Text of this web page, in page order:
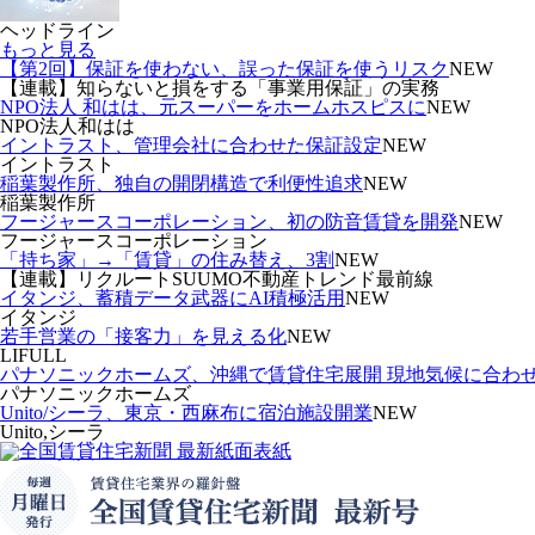
ヘッドライン
もっと見る
【第2回】保証を使わない、誤った保証を使うリスクNEW
【連載】知らないと損をする「事業用保証」の実務
NPO法人 和はは、元スーパーをホームホスピスにNEW
NPO法人和はは
イントラスト、管理会社に合わせた保証設定NEW
イントラスト
稲葉製作所、独自の開閉構造で利便性追求NEW
稲葉製作所
フージャースコーポレーション、初の防音賃貸を開発NEW
フージャースコーポレーション
「持ち家」→「賃貸」の住み替え、3割NEW
【連載】リクルートSUUMO不動産トレンド最前線
イタンジ、蓄積データ武器にAI積極活用NEW
イタンジ
若手営業の「接客力」を見える化NEW
LIFULL
パナソニックホームズ、沖縄で賃貸住宅展開 現地気候に合わ
パナソニックホームズ
Unito/シーラ、東京・西麻布に宿泊施設開業NEW
Unito,シーラ